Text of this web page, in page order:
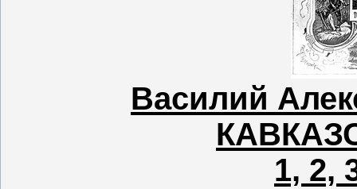
Василий
1, 2,